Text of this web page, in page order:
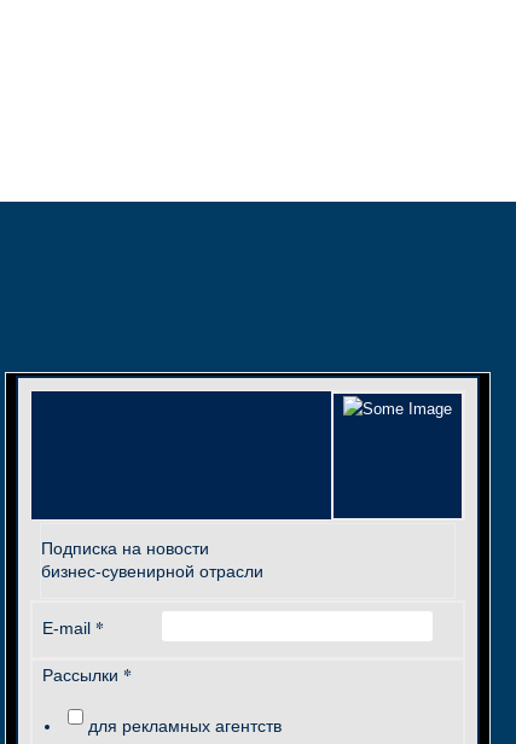
Подписка на новости
бизнес-сувенирной отрасли
E-mail *
Рассылки *
для рекламных агентств